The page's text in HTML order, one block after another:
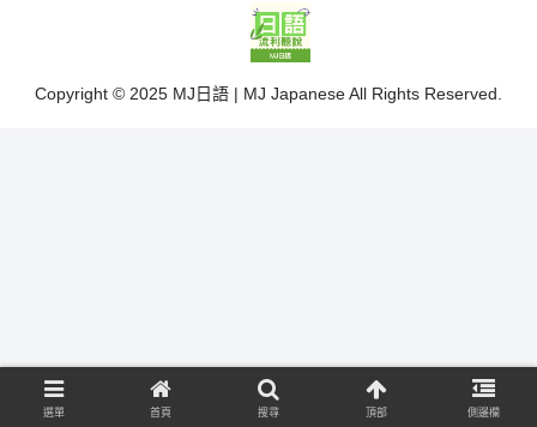
Copyright © 2025 MJ日語 | MJ Japanese All Rights Reserved.
選單 首頁 搜尋 頂部 側邊欄